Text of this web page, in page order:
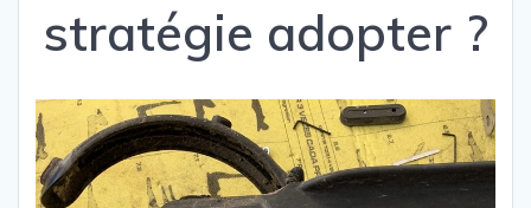
stratégie adopter ?